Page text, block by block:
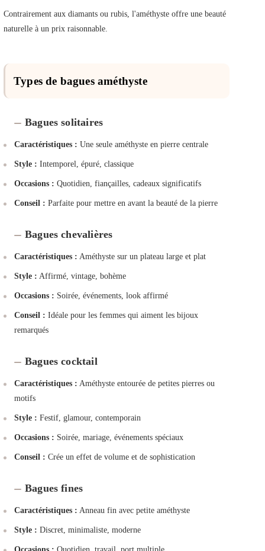
Contrairement aux diamants ou rubis, l'améthyste offre une beauté
naturelle à un prix raisonnable.
Types de bagues améthyste
Bagues solitaires
Caractéristiques : Une seule améthyste en pierre centrale
Style : Intemporel, épuré, classique
Occasions : Quotidien, fiançailles, cadeaux significatifs
Conseil : Parfaite pour mettre en avant la beauté de la pierre
Bagues chevalières
Caractéristiques : Améthyste sur un plateau large et plat
Style : Affirmé, vintage, bohème
Occasions : Soirée, événements, look affirmé
Conseil : Idéale pour les femmes qui aiment les bijoux
remarqués
Bagues cocktail
Caractéristiques : Améthyste entourée de petites pierres ou
motifs
Style : Festif, glamour, contemporain
Occasions : Soirée, mariage, événements spéciaux
Conseil : Crée un effet de volume et de sophistication
Bagues fines
Caractéristiques : Anneau fin avec petite améthyste
Style : Discret, minimaliste, moderne